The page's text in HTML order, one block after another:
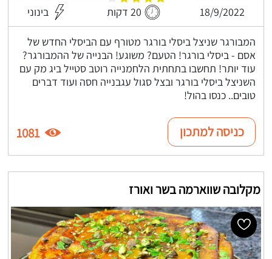
18/9/2022 20 דקות בינוני
המבורגר שניצל ביסלי בורגר מטורף עם הביסלי החדש של
אסם - ביסלי בורגר! הטעם? משוגע! הבנייה של ההמבורגר?
עוד יותר! תחשבו בתחתית הלחמנייה רוטב סטייל ביג מק עם
השניצל ביסלי בורגר ובצל סגול עגבנייה חסה ועוד דברים
טובים.. כנסו בהול!
כניסה למתכון 1081
מקלובה שווארמה בשר ואורז